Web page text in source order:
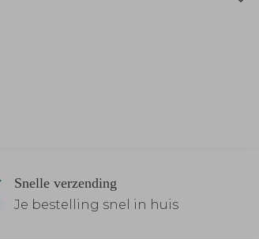
Snelle verzending
Je bestelling snel in huis